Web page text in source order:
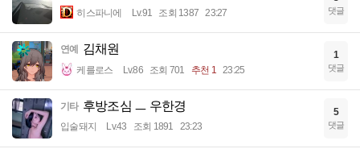
히스파니에 Lv.91 조회 1387 23:27 댓글
연예 김채원
케를로스 Lv.86 조회 701 추천 1 23:25
1
댓글
기타 후방조심 ㅡ 우한경
입술돼지 Lv.43 조회 1891 23:23
5
댓글